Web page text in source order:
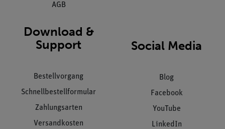
AGB
Download &
Support
Bestellvorgang
Schnellbestellformular
Zahlungsarten
Versandkosten
Social Media
Blog
Facebook
YouTube
LinkedIn